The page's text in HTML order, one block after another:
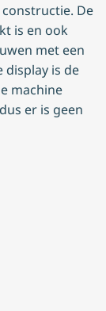
De
is en ook
met een
is de
machine
er is geen